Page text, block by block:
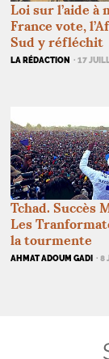
Loi sur l’aide à
France vote,
Sud y réfléchit
LA RÉDACTION · 17
Tchad. Succès
Les
la tourmente
AHMAT ADOUM GADI · 8